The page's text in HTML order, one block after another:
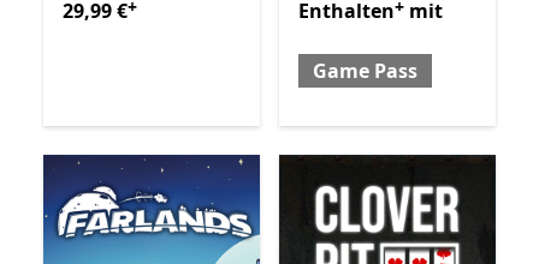
29,99 €Enthält In-App-Käufe
29,99 €+
Enthalten mit Game Pass
Enthalten+ mit
Game Pass